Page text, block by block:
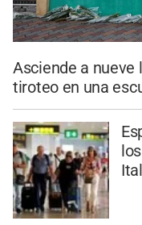
Asciende a nueve
tiroteo en una